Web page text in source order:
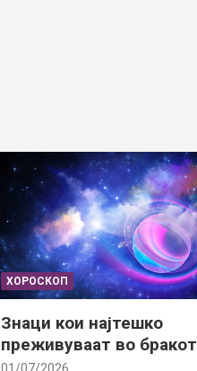
ХОРОСКОП
Знаци кои најтешко
преживуваат во бракот